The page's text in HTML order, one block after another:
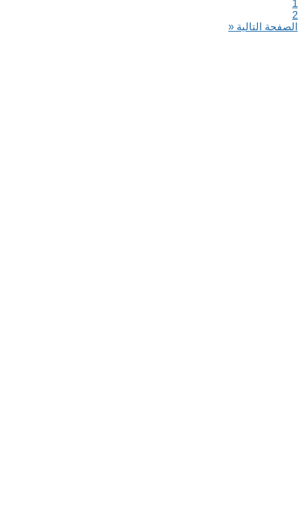
1
2
الصفحة التالية «